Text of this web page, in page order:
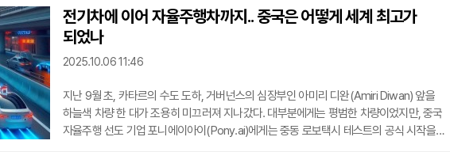
달러(약 11조 4000억 원)에 달할 것으로 전망된다.자율주행차 산업은 오랫동안 교통의
혁신을 약속했지만, 기존 시스템은 대용량 데이터와 고정된 환경에 대한 의존으로 인해
난관에 부딪혀왔다. 이들은 신중하게 매핑된 도시 지역을 넘어서는 환경에 취약하다는
한계를 안고 있었다.웨이브는 이
전기차에 이어 자율주행차까지.. 중국은 어떻게 세계 최고가
되었나
2025.10.06 11:46
지난 9월 초, 카타르의 수도 도하, 거버넌스의 심장부인 아미리 디완(Amiri Diwan) 앞을
하늘색 차량 한 대가 조용히 미끄러져 지나갔다. 대부분에게는 평범한 차량이었지만, 중국
자율주행 선도 기업 포니에이아이(Pony.ai)에게는 중동 로보택시 테스트의 공식 시작을